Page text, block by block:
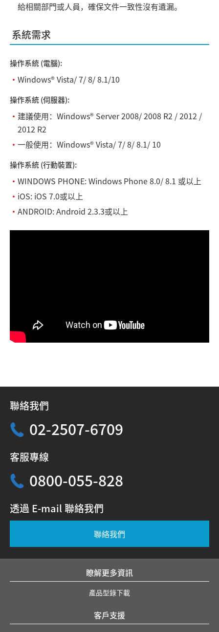
給相關部門或人員，確保文件一致性沒有遺漏。
系統需求
操作系統 (電腦):
・ Windows® Vista/ 7/ 8/ 8.1/10
操作系統 (伺服器):
・ 建議使用：Windows® Server 2008/ 2008 R2 / 2012 /
2012 R2
・ 一般使用：Windows® Vista/ 7/ 8/ 8.1/ 10
操作系統 (行動裝置):
・ WINDOWS PHONE: Windows Phone 8.0/ 8.1 或以上
・ iOS: iOS 7.0或以上
・ ANDROID: Android 2.3.3或以上
聯絡我們
02-2507-6709
客服專線
0800-055-828
透過 E-mail 聯絡我們
聯絡我們
瞭解更多資訊
產品型錄下載
客戶支援